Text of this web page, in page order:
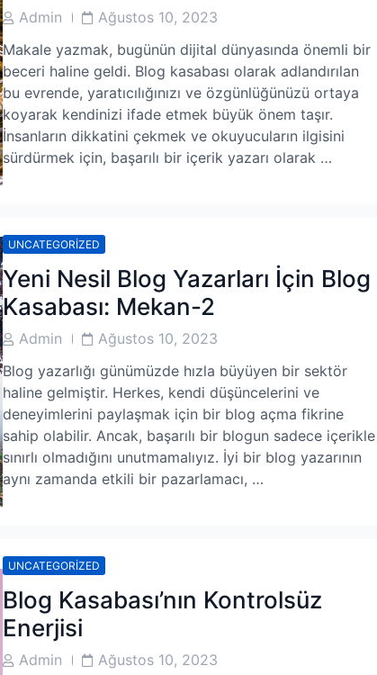
Post
Author
Admin
PostAğustos 10, 2023
Makale yazmak, bugünün dijital dünyasında önemli bir
beceri haline geldi. Blog kasabası olarak adlandırılan
bu evrende, yaratıcılığınızı ve özgünlüğünüzü ortaya
koyarak kendinizi ifade etmek büyük önem taşır.
İnsanların dikkatini çekmek ve okuyucuların ilgisini
sürdürmek için, başarılı bir içerik yazarı olarak …
UNCATEGORIZED
Yeni Nesil Blog Yazarları İçin Blog
Kasabası: Mekan-2
Post
Author
Admin
PostAğustos 10, 2023
Blog yazarlığı günümüzde hızla büyüyen bir sektör
haline gelmiştir. Herkes, kendi düşüncelerini ve
deneyimlerini paylaşmak için bir blog açma fikrine
sahip olabilir. Ancak, başarılı bir blogun sadece içerikle
sınırlı olmadığını unutmamalıyız. İyi bir blog yazarının
aynı zamanda etkili bir pazarlamacı, …
UNCATEGORIZED
Blog Kasabası’nın Kontrolsüz
Enerjisi
PostAdmin
PostAğustos 10, 2023